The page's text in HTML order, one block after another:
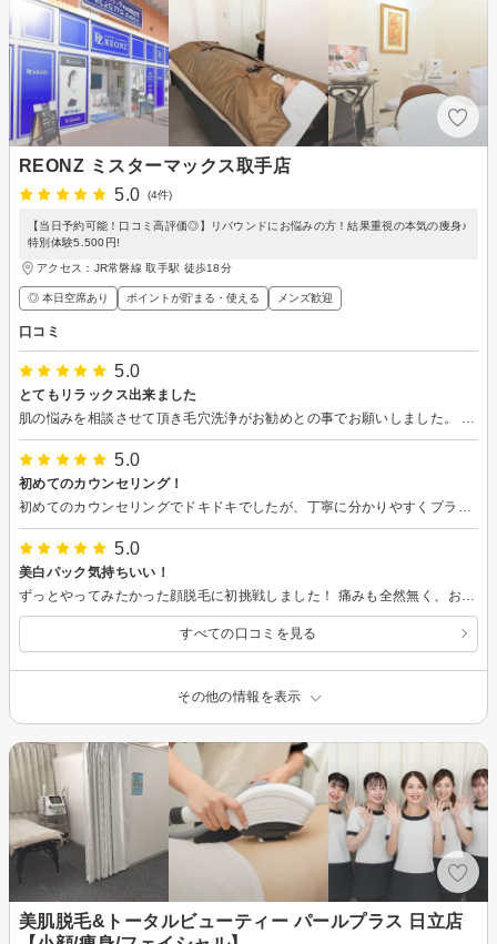
REONZ ミスターマックス取手店
5.0
(4件)
【当日予約可能！口コミ高評価◎】リバウンドにお悩みの方！結果重視の本気の痩身♪
特別体験5.500円!
アクセス：JR常磐線 取手駅 徒歩18分
◎ 本日空席あり ポイントが貯まる・使える メンズ歓迎
口コミ
5.0
とてもリラックス出来ました
5.0
初めてのカウンセリング！
5.0
美白パック気持ちいい！
すべての口コミを見る
その他の情報を表示
美肌脱毛&トータルビューティー パールプラス 日立店